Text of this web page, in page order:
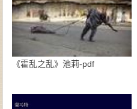
《霍乱之乱》池莉-pdf